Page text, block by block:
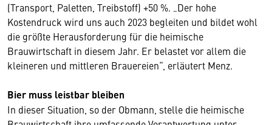
(Transport, Paletten, Treibstoff) +50 %. „Der hohe
Kostendruck wird uns auch 2023 begleiten und bildet wohl
die größte Herausforderung für die heimische
Brauwirtschaft in diesem Jahr. Er belastet vor allem die
kleineren und mittleren Brauereien“, erläutert Menz.
Bier muss leistbar bleiben
In dieser Situation, so der Obmann, stelle die heimische